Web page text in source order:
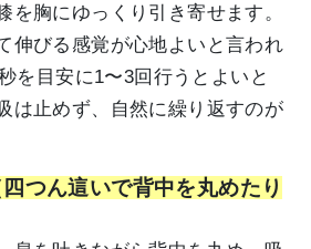
を胸にゆっくり引き寄せます。
伸びる感覚が心地よいと言われ
を目安に1〜3回行うとよいと
は止めず、自然に繰り返すのが
つん這いで背中を丸めたり